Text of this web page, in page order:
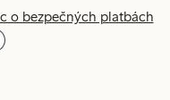
o bezpečných platbách